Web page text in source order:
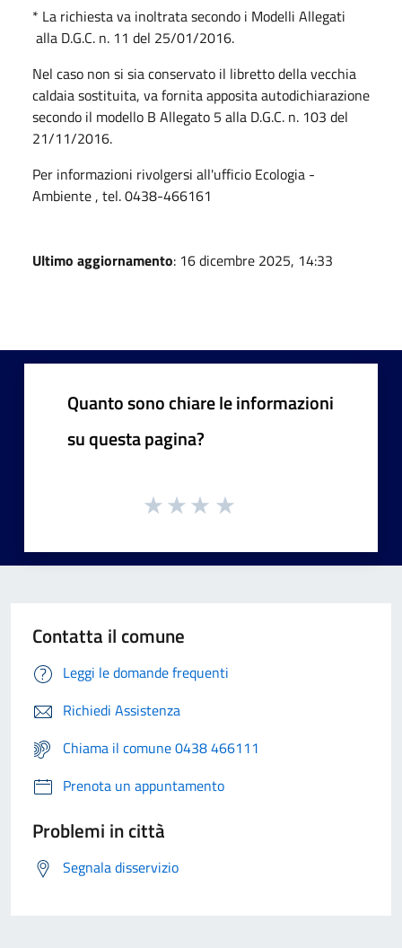
* La richiesta va inoltrata secondo i Modelli Allegati
alla D.G.C. n. 11 del 25/01/2016.
Nel caso non si sia conservato il libretto della vecchia
caldaia sostituita, va fornita apposita autodichiarazione
secondo il modello B Allegato 5 alla D.G.C. n. 103 del
21/11/2016.
Per informazioni rivolgersi all'ufficio Ecologia -
Ambiente , tel. 0438-466161
Ultimo aggiornamento: 16 dicembre 2025, 14:33
Quanto sono chiare le informazioni
su questa pagina?
Contatta il comune
Leggi le domande frequenti
Richiedi Assistenza
Chiama il comune 0438 466111
Prenota un appuntamento
Problemi in città
Segnala disservizio